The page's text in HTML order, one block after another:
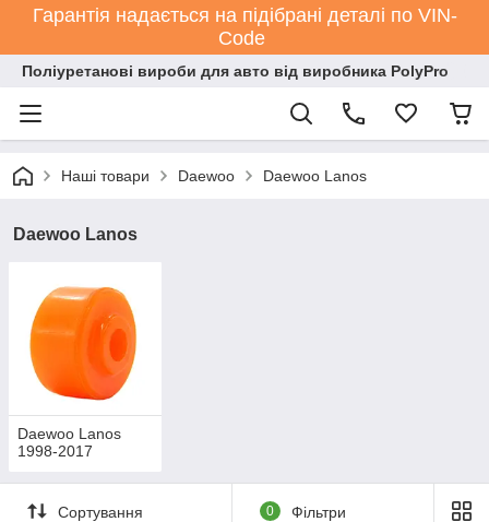
Гарантія надається на підібрані деталі по VIN-
Code
Поліуретанові вироби для авто від виробника PolyPro
Наші товари Daewoo Daewoo Lanos
Daewoo Lanos
Daewoo Lanos
1998-2017
Сортування 0 Фільтри